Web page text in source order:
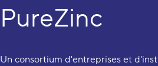
PureZinc
Un consortium d'entreprises et